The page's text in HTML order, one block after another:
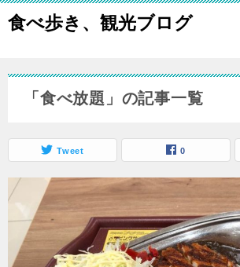
食べ歩き、観光ブログ
「食べ放題」の記事一覧
Tweet 0